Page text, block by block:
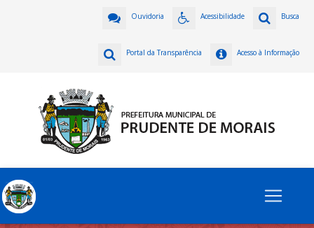
Busca
Acessibilidade
Ouvidoria
Acesso à Informação
Portal da Transparência